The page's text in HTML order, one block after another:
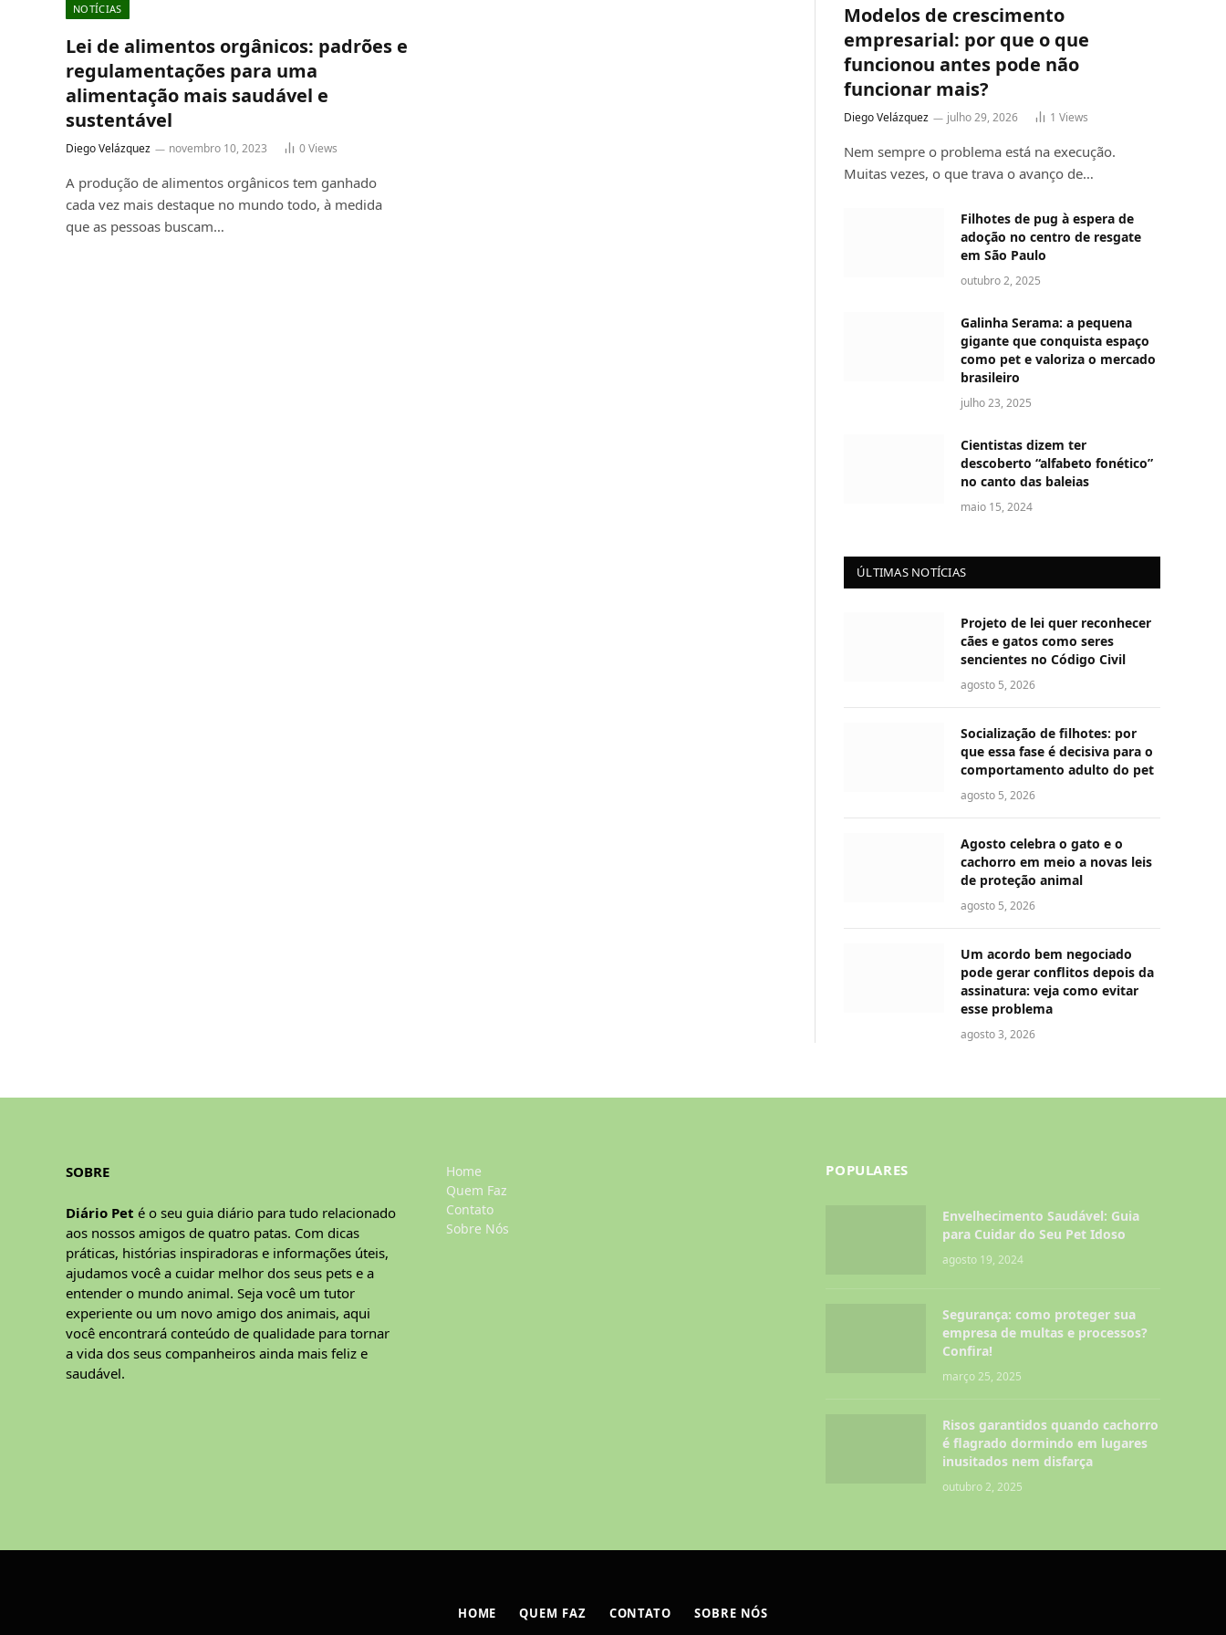
NOTÍCIAS
Lei de alimentos orgânicos: padrões e
regulamentações para uma
alimentação mais saudável e
sustentável
Diego Velázquez novembro 10, 2023 0Views
A produção de alimentos orgânicos tem ganhado
cada vez mais destaque no mundo todo, à medida
que as pessoas buscam…
Modelos de crescimento
empresarial: por que o que
funcionou antes pode não
funcionar mais?
Diego Velázquez julho 29, 2026 1 Views
Nem sempre o problema está na execução.
Muitas vezes, o que trava o avanço de…
Filhotes de pug à espera de
adoção no centro de resgate
em São Paulo
outubro 2, 2025
Galinha Serama: a pequena
gigante que conquista espaço
como pet e valoriza o mercado
brasileiro
julho 23, 2025
Cientistas dizem ter
descoberto “alfabeto fonético”
no canto das baleias
maio 15, 2024
ÚLTIMAS NOTÍCIAS
Projeto de lei quer reconhecer
cães e gatos como seres
sencientes no Código Civil
agosto 5, 2026
Socialização de filhotes: por
que essa fase é decisiva para o
comportamento adulto do pet
agosto 5, 2026
Agosto celebra o gato e o
cachorro em meio a novas leis
de proteção animal
agosto 5, 2026
Um acordo bem negociado
pode gerar conflitos depois da
assinatura: veja como evitar
esse problema
agosto 3, 2026
SOBRE
Diário Pet é o seu guia diário para tudo relacionado
aos nossos amigos de quatro patas. Com dicas
práticas, histórias inspiradoras e informações úteis,
ajudamos você a cuidar melhor dos seus pets e a
entender o mundo animal. Seja você um tutor
experiente ou um novo amigo dos animais, aqui
você encontrará conteúdo de qualidade para tornar
a vida dos seus companheiros ainda mais feliz e
saudável.
Home
Quem Faz
Contato
Sobre Nós
POPULARES
Envelhecimento Saudável: Guia
para Cuidar do Seu Pet Idoso
agosto 19, 2024
Segurança: como proteger sua
empresa de multas e processos?
Confira!
março 25, 2025
Risos garantidos quando cachorro
é flagrado dormindo em lugares
inusitados nem disfarça
outubro 2, 2025
HOME QUEM FAZ CONTATO SOBRE NÓS